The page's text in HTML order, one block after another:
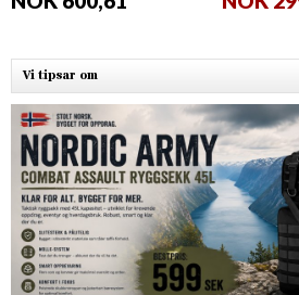
Vi tipsar om